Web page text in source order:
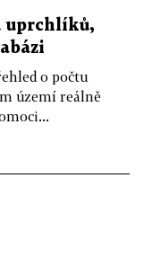
uprchlíků,
o počtu
území reálně